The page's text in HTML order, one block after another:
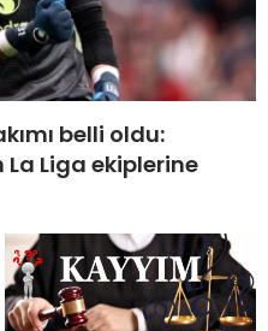
belli oldu:
Liga ekiplerine